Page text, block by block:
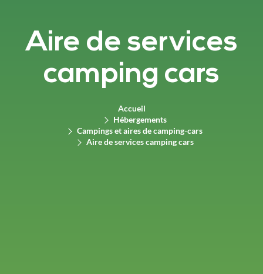
Aire de services
camping cars
Accueil
Hébergements
Campings et aires de camping-cars
Aire de services camping cars